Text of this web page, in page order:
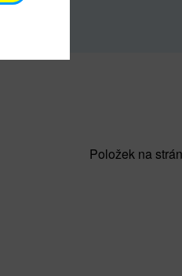
Položek na